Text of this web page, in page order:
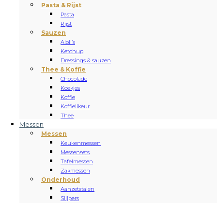
Pasta & Rijst
Pasta
Rijst
Sauzen
Aioli’s
Ketchup
Dressings & sauzen
Thee & Koffie
Chocolade
Koekjes
Koffie
Koffielikeur
Thee
Messen
Messen
Keukenmessen
Messensets
Tafelmessen
Zakmessen
Onderhoud
Aanzetstalen
Slijpers